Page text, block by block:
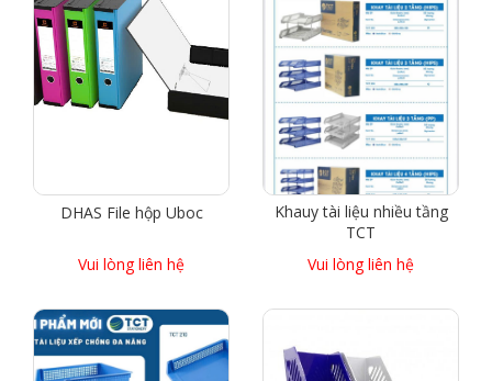
DHAS File hộp Uboc
Vui lòng liên hệ
Khauy tài liệu nhiều tầng
TCT
Vui lòng liên hệ